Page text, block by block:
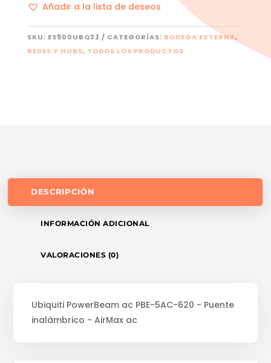
Añadir a la lista de deseos
SKU: ES500UBQ32 CATEGORÍAS: BODEGA EXTERNA,
REDES Y HUBS, TODOS LOS PRODUCTOS
DESCRIPCIÓN
INFORMACIÓN ADICIONAL
VALORACIONES (0)
Ubiquiti PowerBeam ac PBE-5AC-620 - Puente
inalámbrico - AirMax ac